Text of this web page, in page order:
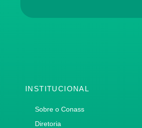
INSTITUCIONAL
Sobre o Conass
Diretoria